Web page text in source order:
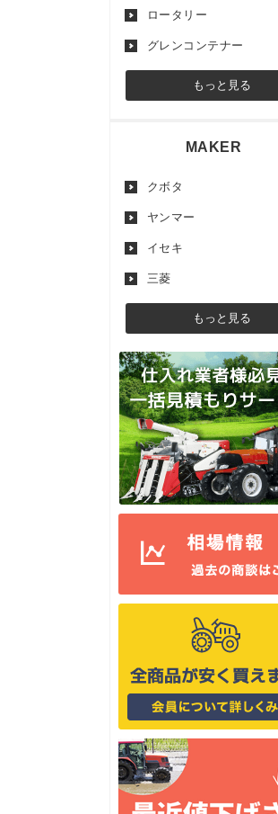
ロータリー
グレンコンテナー
もっと見る
MAKER
クボタ
ヤンマー
イセキ
三菱
もっと見る